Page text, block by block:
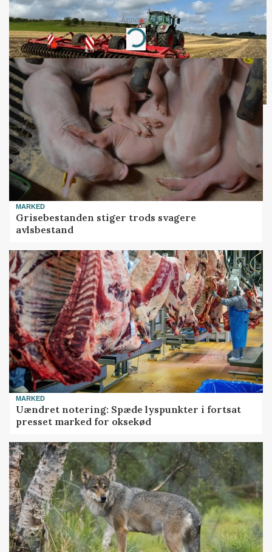
Annonce
Loading...
MARKED
Grisebestanden stiger trods svagere
avlsbestand
MARKED
Uændret notering: Spæde lyspunkter i fortsat
presset marked for oksekød